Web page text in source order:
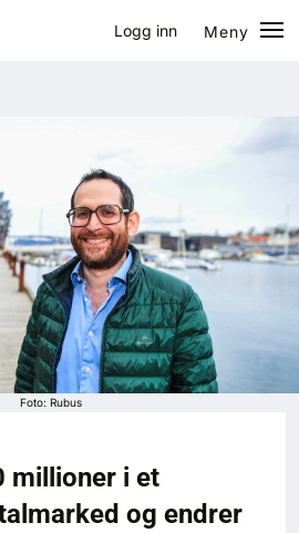
Logg inn
Meny
Foto: Rubus
millioner i et
og endrer